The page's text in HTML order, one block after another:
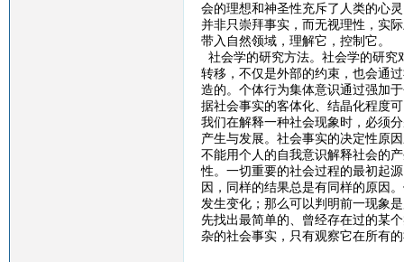
会的理想和神圣性充斥了人类的心
并非只崇拜事实，而无视理性，实
带入自然领域，理解它，控制它。
社会学的研究方法。社会学的研究
转移，不仅是外部的约束，也会通
造的。个体行为集体意识通过强加
据社会事实的客体化、结晶化程度
我们在解释一种社会现象时，必须
产生与发展。社会事实的决定性原
不能用个人的自我意识解释社会的
性。一切重要的社会过程的最初起
因，同样的结果总是有同样的原因
发生变化；那么可以判明前一现象
先找出最简单的、曾经存在过的某
杂的社会事实，只有观察它在所有